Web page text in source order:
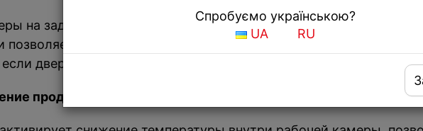
Спробуємо українською?
UA
RU
на задней стенке расположена металлическая панель Metal
позволяет быстрее охлаждать продукты*. Такое решение
дверца открывается часто.
продуктов